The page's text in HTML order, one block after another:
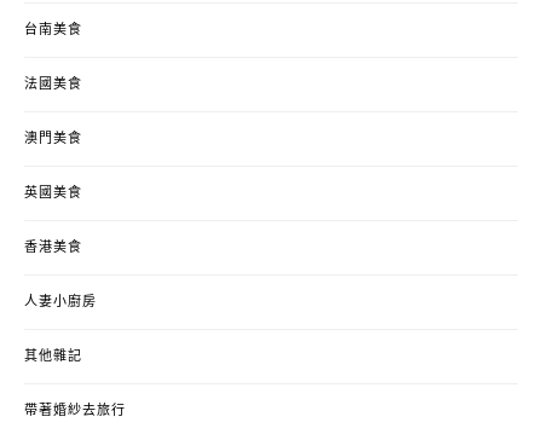
台南美食
法國美食
澳門美食
英國美食
香港美食
人妻小廚房
其他雜記
帶著婚紗去旅行